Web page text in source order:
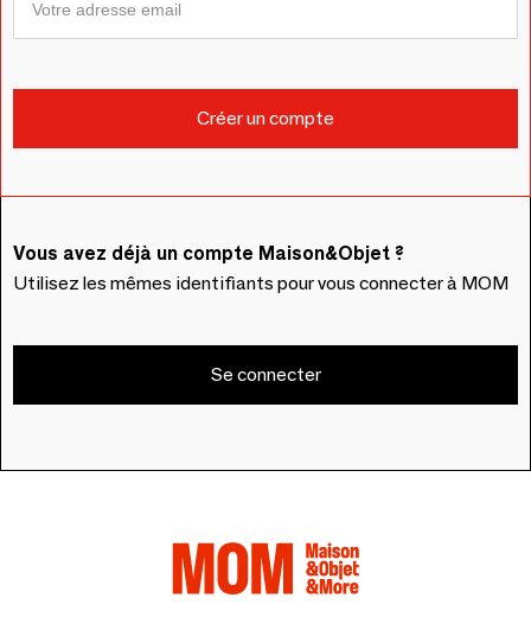
Vous avez déjà un compte Maison&Objet ?
Utilisez les mêmes identifiants pour vous connecter à MOM
Se connecter